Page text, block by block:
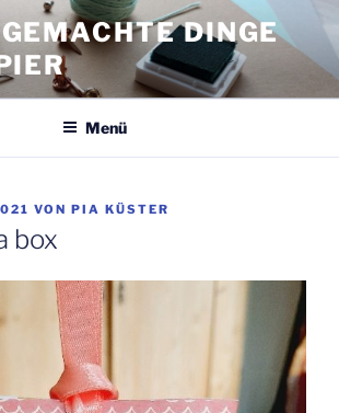
DINGE
Menü
VON PIA KÜSTER
box